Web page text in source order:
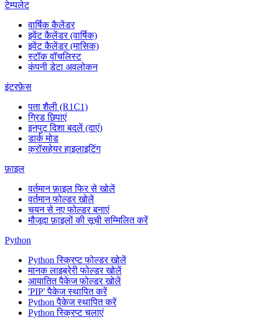
टेम्पलेट
वार्षिक कैलेंडर
इवेंट कैलेंडर (वार्षिक)
इवेंट कैलेंडर (मासिक)
स्टॉक वॉचलिस्ट
कंपनी डेटा अवलोकन
इंटरफ़ेस
पता शैली (R1C1)
ग्रिड छिपाएं
इनपुट दिशा बदलें (दाएं)
डार्क मोड
क्रॉसहेयर हाइलाइटिंग
फ़ाइल
वर्तमान फ़ाइल फिर से खोलें
वर्तमान फोल्डर खोलें
चयन से नए फोल्डर बनाएं
मौजूदा फ़ाइलों की सूची सम्मिलित करें
Python
Python स्क्रिप्ट फोल्डर खोलें
मानक लाइब्रेरी फोल्डर खोलें
आयातित पैकेज फोल्डर खोलें
'PIP' पैकेज स्थापित करें
Python पैकेज स्थापित करें
Python स्क्रिप्ट चलाएं